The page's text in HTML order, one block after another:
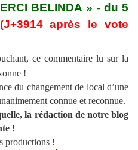
BELINDA » - du 5
(J+3914 après le vote
ce commentaire lu sur la
!
du changement de local d’une
connue et reconnue.
la rédaction de notre blog
!
productions !